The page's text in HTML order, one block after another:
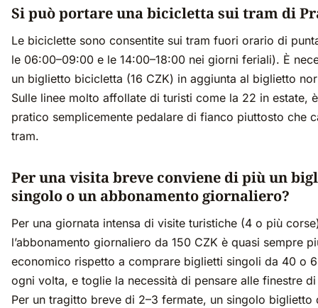
Si può portare una bicicletta sui tram di
Le biciclette sono consentite sui tram fuori orario di
le 06:00–09:00 e le 14:00–18:00 nei giorni feriali). È
un biglietto bicicletta (16 CZK) in aggiunta al biglietto
Sulle linee molto affollate di turisti come la 22 in estate,
pratico semplicemente pedalare di fianco piuttosto che
tram.
Per una visita breve conviene di più un
singolo o un abbonamento giornaliero?
Per una giornata intensa di visite turistiche (4 o più
l’abbonamento giornaliero da 150 CZK è quasi sempre
economico rispetto a comprare biglietti singoli da 40 o
ogni volta, e toglie la necessità di pensare alle finestre
Per un tragitto breve di 2–3 fermate, un singolo biglietto